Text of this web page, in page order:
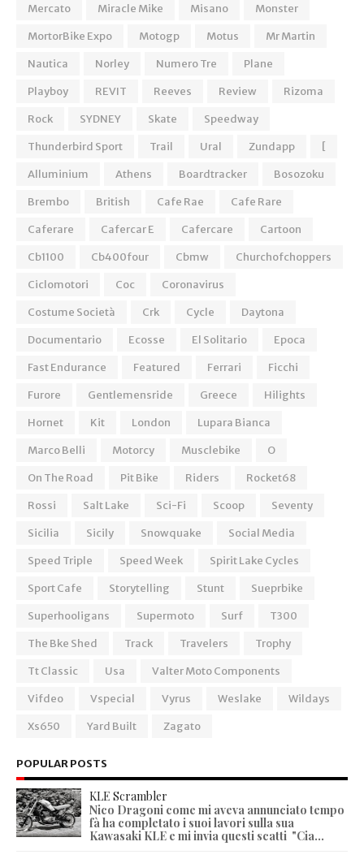
Mercato Miracle Mike Misano
Monster
MortorBike Expo
Motogp Motus
Mr Martin
Nautica
Norley Numero Tre
Plane
Playboy
REVIT Reeves Review
Rizoma
Rock
SYDNEY Skate
Speedway
Thunderbird Sport
Trail Ural Zundapp
[
Alluminium
Athens Boardtracker
Bosozoku
Brembo
British Cafe Rae
Cafe Rare
Caferare
Cafercar E Cafercare
Cartoon
Cb1100
Cb400four Cbmw
Churchofchoppers
Ciclomotori
Coc
Coronavirus
Costume Società
Crk Cycle
Daytona
Documentario
Ecosse El Solitario
Epoca
Fast Endurance
Featured Ferrari
Ficchi
Furore
Gentlemensride Greece
Hilights
Hornet
Kit London
Lupara Bianca
Marco Belli
Motorcy Musclebike
O
On The Road
Pit Bike Riders
Rocket68
Rossi
Salt Lake Sci-Fi Scoop
Seventy
Sicilia
Sicily Snowquake
Social Media
Speed Triple
Speed Week
Spirit Lake Cycles
Sport Cafe
Storytelling Stunt
Sueprbike
Superhooligans
Supermoto Surf
T300
The Bke Shed
Track Travelers
Trophy
Tt Classic
Usa
Valter Moto Components
Vifdeo
Vspecial Vyrus Weslake
Wildays
Xs650
Yard Built Zagato
POPULAR POSTS
KLE Scrambler
Nico Dragoni come mi aveva annunciato tempo
fà ha completato i suoi lavori sulla sua
Kawasaki KLE e mi invia questi scatti "Cia...